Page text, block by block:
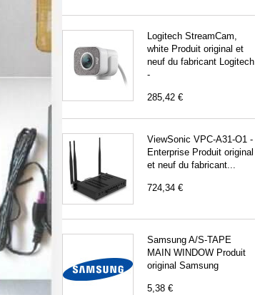
Logitech StreamCam,
white Produit original et
neuf du fabricant Logitech
-
285,42 €
ViewSonic VPC-A31-O1 -
Enterprise Produit original
et neuf du fabricant...
724,34 €
Samsung A/S-TAPE
MAIN WINDOW Produit
original Samsung
5,38 €